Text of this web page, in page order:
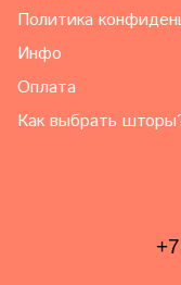
Политика
Инфо
Оплата
Как выбрать